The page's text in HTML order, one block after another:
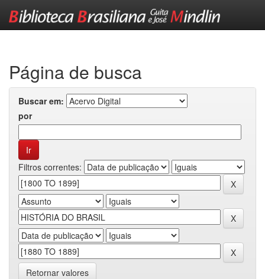
Página de busca
Buscar em:
por
Filtros correntes:
Retornar valores